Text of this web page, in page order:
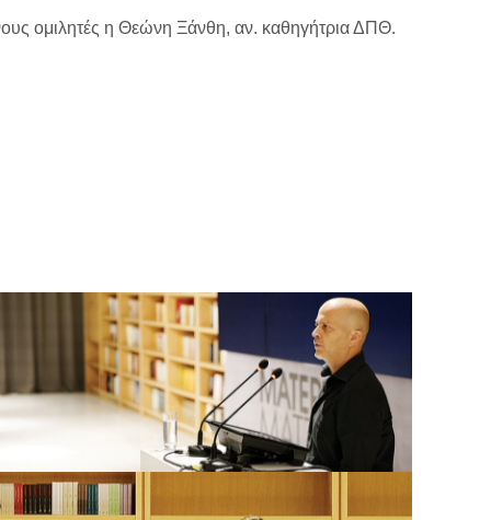
ομιλητές η Θεώνη Ξάνθη, αν. καθηγήτρια ΔΠΘ.